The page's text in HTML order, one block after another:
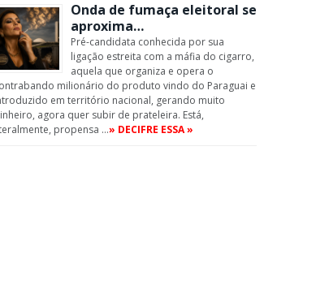
Onda de fumaça eleitoral se
aproxima…
Pré-candidata conhecida por sua
ligação estreita com a máfia do cigarro,
aquela que organiza e opera o
milionário do produto vindo do Paraguai e
em território nacional, gerando muito
agora quer subir de prateleira. Está,
propensa …» DECIFRE ESSA »